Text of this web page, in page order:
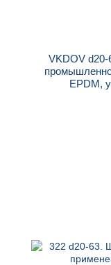
VKDOV
EPDM,